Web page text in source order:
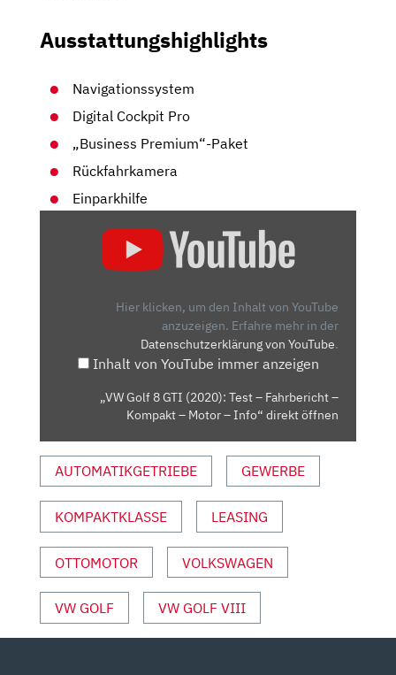
Ausstattungshighlights
Navigationssystem
Digital Cockpit Pro
„Business Premium“-Paket
Rückfahrkamera
Einparkhilfe
FAHRBERICHT
MOTOR
VON
YOUTUBE
ANZEIGEN
Hier klicken, um den Inhalt von YouTube
anzuzeigen. Erfahre mehr in der
Datenschutzerklärung von YouTube.
Inhalt von YouTube immer anzeigen
„VW Golf 8 GTI (2020): Test – Fahrbericht –
Kompakt – Motor – Info“ direkt öffnen
AUTOMATIKGETRIEBE GEWERBE
KOMPAKTKLASSE LEASING
OTTOMOTOR VOLKSWAGEN
VW GOLF VW GOLF VIII